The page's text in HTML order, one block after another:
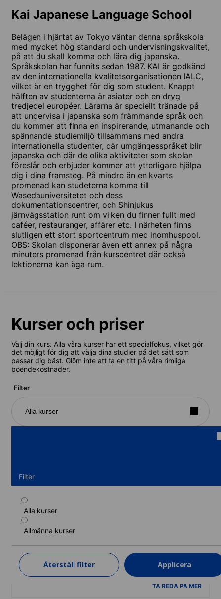
Kai Japanese Language School
Belägen i hjärtat av Tokyo väntar denna språkskola
med mycket hög standard och undervisningskvalitet,
på att du skall komma och lära dig japanska.
Språkskolan har funnits sedan 1987. KAI är godkänd
av den internationella kvalitetsorganisationen IALC,
vilket är en trygghet för dig som student. Knappt
hälften av studenterna är asiater och en dryg
tredjedel européer. Lärarna är speciellt tränade på
att undervisa i japanska som främmande språk och
du kommer att finna en inspirerande, utmanande och
spännande studiemiljö tillsammans med andra
internationella studenter, där umgängesspråket blir
japanska och där de olika aktiviteter som skolan
föreslår och erbjuder kommer att ytterligare hjälpa
dig i dina framsteg. På mindre än en kvarts
promenad kan studeterna komma till
Wasedauniversitetet och dess
dokumentationscentrer, och Shinjukus
järnvägsstation runt om vilken du finner fullt med
caféer, restauranger, affärer etc. I närheten finns
slutligen ett stort sportcentrum med inomhuspool.
OBS: Skolan disponerar även ett annex på några
minuters promenad från kurscentret där också
lektionerna kan äga rum.
Kurser och priser
Välj din kurs. Alla våra kurser har ett specialfokus, vilket gör
det möjligt för dig att välja dina studier på det sätt som
passar dig bäst. Glöm inte att ta en titt på våra rimliga
boendekostnader.
Filter
Alla kurser
Filter
Alla kurser
Allmänna kurser
Återställ filter Applicera
Terminskurs
Kurslängd: 11 - 13 veckor
11 veckor
19 865 SEK
TA REDA PÅ MER